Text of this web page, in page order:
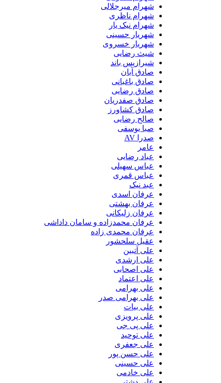
شهرام میرجلالی
شهرام ناظری
شهرام نیک یار
شهریار حسینی
شهریار خسروی
شیث رضایی
شیرازیس باند
صادق آبان
صادق باغبانی
صادق رضایی
صادق صفدریان
صادق کشاورز
صالح رضایی
صبا یوسفی
عباد رضایی
عباس سهیلی
عباس قمری
عبد نیک
عرفان اسدی
عرفان بهشتی
عرفان زلیکانی
عرفان محمدزاده و سامان داداشی
عرفان محمدی زاده
عقیل سلحشور
علی آتبین
علی ارشدی
علی اصحابی
علی اعتماد
علی بهرامی
علی بهرامی صدر
علی بیات
علی پرویزی
علی پی جی
علی توحید
علی جعفری
علی حسن پور
علی حسینی
علی خادمی